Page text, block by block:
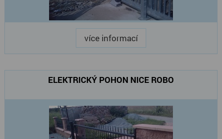
více informací
ELEKTRICKÝ POHON NICE ROBO